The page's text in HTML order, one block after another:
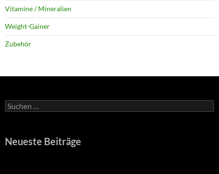
Vitamine / Mineralien
Weight-Gainer
Zubehör
Suchen
nach:
Neueste Beiträge